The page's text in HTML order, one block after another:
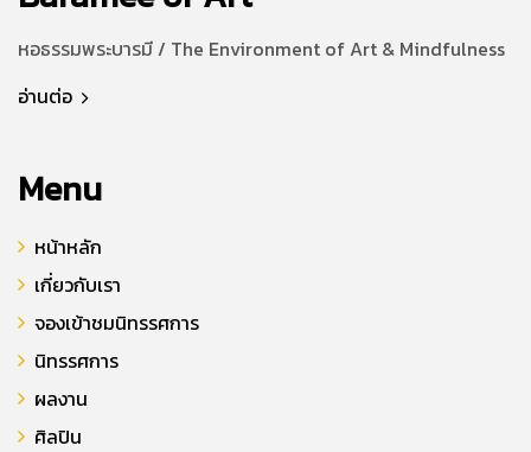
หอธรรมพระบารมี / The Environment of Art & Mindfulness
อ่านต่อ
Menu
หน้าหลัก
เกี่ยวกับเรา
จองเข้าชมนิทรรศการ
นิทรรศการ
ผลงาน
ศิลปิน